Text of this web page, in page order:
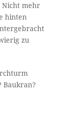
Nicht mehr
hinten
zu
Baukran?